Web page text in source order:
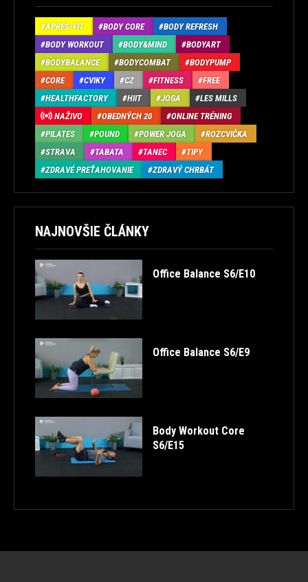
APRÉS-FIT BODY CORE
BODY REFRESH
BODY WORKOUT
BODY&MIND
BODYART
BODYBALANCE
BODYCOMBAT
BODYPUMP
CORE
CVIKY CZ FITNESS
FREE
HEALTHFACTORY
HIIT JOGA
LES MILLS
NAŽIVO
OBEDNÝCH 20
ONLINE TRÉNING
PILATES
POUND POWER JOGA
ROZCVIČKA
STRAVA
TABATA TANEC
TIPY
ZDRAVÉ PREŤAHOVANIE
ZDRAVÝ CHRBÁT
NAJNOVŠIE ČLÁNKY
Office Balance S6/E10
Office Balance S6/E9
Body Workout Core
S6/E15